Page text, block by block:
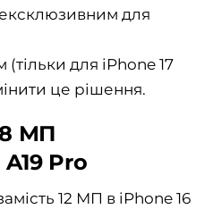
для
для iPhone 17
це рішення.
МП
A19 Pro
12 МП в iPhone 16